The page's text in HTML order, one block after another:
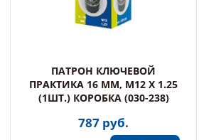
ПАТРОН КЛЮЧЕВОЙ
ПРАКТИКА 16 ММ, M12 X 1.25
(1ШТ.) КОРОБКА (030-238)
787 руб.